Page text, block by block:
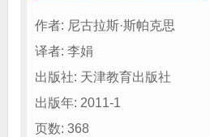
作者: 尼古拉斯·斯帕克思
译者: 李娟
出版社: 天津教育出版社
出版年: 2011-1
页数: 368